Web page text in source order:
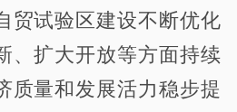
贸试验区建设不断优化
、扩大开放等方面持续
质量和发展活力稳步提